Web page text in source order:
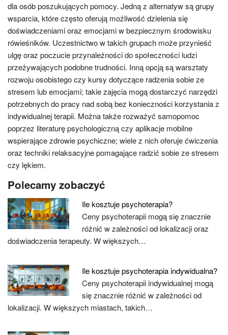
dla osób poszukujących pomocy. Jedną z alternatyw są grupy
wsparcia, które często oferują możliwość dzielenia się
doświadczeniami oraz emocjami w bezpiecznym środowisku
rówieśników. Uczestnictwo w takich grupach może przynieść
ulgę oraz poczucie przynależności do społeczności ludzi
przeżywających podobne trudności. Inną opcją są warsztaty
rozwoju osobistego czy kursy dotyczące radzenia sobie ze
stresem lub emocjami; takie zajęcia mogą dostarczyć narzędzi
potrzebnych do pracy nad sobą bez konieczności korzystania z
indywidualnej terapii. Można także rozważyć samopomoc
poprzez literaturę psychologiczną czy aplikacje mobilne
wspierające zdrowie psychiczne; wiele z nich oferuje ćwiczenia
oraz techniki relaksacyjne pomagające radzić sobie ze stresem
czy lękiem.
Polecamy zobaczyć
Ile kosztuje psychoterapia?
Ceny psychoterapii mogą się znacznie
różnić w zależności od lokalizacji oraz
doświadczenia terapeuty. W większych…
Ile kosztuje psychoterapia indywidualna?
Ceny psychoterapii indywidualnej mogą
się znacznie różnić w zależności od
lokalizacji. W większych miastach, takich…